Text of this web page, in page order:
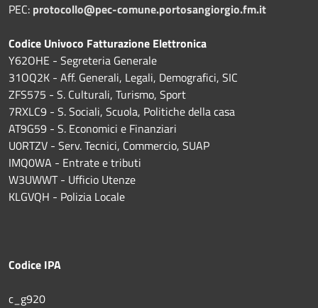
PEC: protocollo@pec-comune.portosangiorgio.fm.it
Codice Univoco Fatturazione Elettronica
Y62OHE - Segreteria Generale
31OQ2K - Aff. Generali, Legali, Demografici, SIC
ZFS575 - S. Culturali, Turismo, Sport
7RXLC9 - S. Sociali, Scuola, Politiche della casa
AT9G59 - S. Economici e Finanziari
U0RTZV - Serv. Tecnici, Commercio, SUAP
IMQ0WA - Entrate e tributi
W3UWWT - Ufficio Utenze
KLGVQH - Polizia Locale
Codice IPA
c_g920